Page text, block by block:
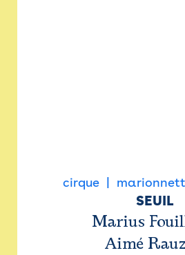
cirque
SEUIL
Marius
Aimé